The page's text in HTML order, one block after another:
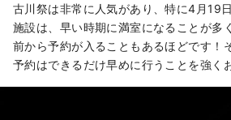
古川祭は非常に人気があり、特に4月19
施設は、早い時期に満室になることが多
前から予約が入ることもあるほどです！
予約はできるだけ早めに行うことを強く